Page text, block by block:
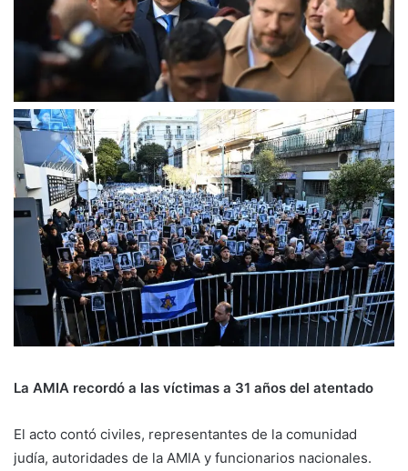
La AMIA recordó a las víctimas a 31 años del atentado
El acto contó civiles, representantes de la comunidad
judía, autoridades de la AMIA y funcionarios nacionales.